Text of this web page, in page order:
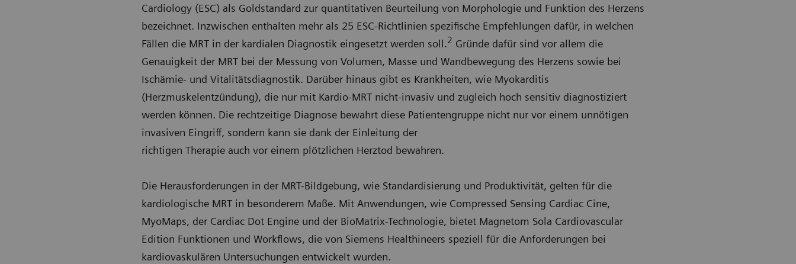
Cardiology (ESC) als Goldstandard zur quantitativen Beurteilung von Morphologie und Funktion des Herzens
bezeichnet. Inzwischen enthalten mehr als 25 ESC-Richtlinien spezifische Empfehlungen dafür, in welchen
Fällen die MRT in der kardialen Diagnostik eingesetzt werden soll.2 Gründe dafür sind vor allem die
Genauigkeit der MRT bei der Messung von Volumen, Masse und Wandbewegung des Herzens sowie bei
Ischämie- und Vitalitätsdiagnostik. Darüber hinaus gibt es Krankheiten, wie Myokarditis
(Herzmuskelentzündung), die nur mit Kardio-MRT nicht-invasiv und zugleich hoch sensitiv diagnostiziert
werden können. Die rechtzeitige Diagnose bewahrt diese Patientengruppe nicht nur vor einem unnötigen
invasiven Eingriff, sondern kann sie dank der Einleitung der
richtigen Therapie auch vor einem plötzlichen Herztod bewahren.
Die Herausforderungen in der MRT-Bildgebung, wie Standardisierung und Produktivität, gelten für die
kardiologische MRT in besonderem Maße. Mit Anwendungen, wie Compressed Sensing Cardiac Cine,
MyoMaps, der Cardiac Dot Engine und der BioMatrix-Technologie, bietet Magnetom Sola Cardiovascular
Edition Funktionen und Workflows, die von Siemens Healthineers speziell für die Anforderungen bei
kardiovaskulären Untersuchungen entwickelt wurden.